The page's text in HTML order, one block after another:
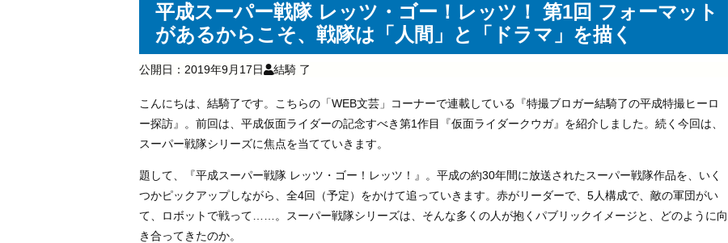
平成スーパー戦隊 レッツ・ゴー！レッツ！ 第1回 フォーマット
があるからこそ、戦隊は「人間」と「ドラマ」を描く
公開日： 2019年9月17日 結騎 了
こんにちは、結騎了です。こちらの「WEB文芸」コーナーで連載している『特撮ブロガー結騎了の平成特撮ヒーロ
ー探訪』。前回は、平成仮面ライダーの記念すべき第1作目『仮面ライダークウガ』を紹介しました。続く今回は、
スーパー戦隊シリーズに焦点を当てていきます。
題して、『平成スーパー戦隊 レッツ・ゴー！レッツ！』。平成の約30年間に放送されたスーパー戦隊作品を、いく
つかピックアップしながら、全4回（予定）をかけて追っていきます。赤がリーダーで、5人構成で、敵の軍団がい
て、ロボットで戦って……。スーパー戦隊シリーズは、そんな多くの人が抱くパブリックイメージと、どのように向
き合ってきたのか。